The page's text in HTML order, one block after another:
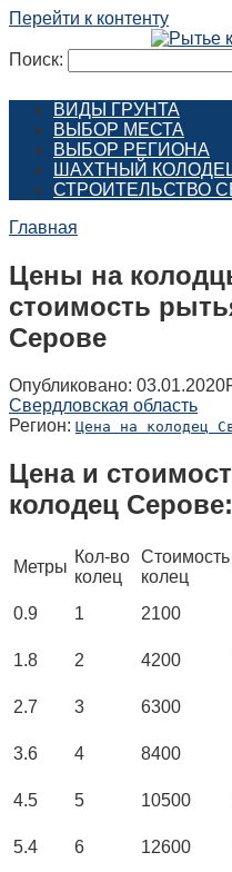
Перейти к контенту
Поиск:
ВИДЫ ГРУНТА
ВЫБОР МЕСТА
ВЫБОР РЕГИОНА
ШАХТНЫЙ
СТРОИТЕЛЬСТВО
Главная
Цены на
стоимость
Серове
Опубликовано: 03.01.2020
Свердловская область
Регион: Цена на колодец
Цена и
колодец Серове:
Метры
Кол-во
колец
Стоимость
колец
0.9
1 2100
1.8 2 4200
2.7 3 6300
3.6 4 8400
4.5 5 10500
5.4 6 12600